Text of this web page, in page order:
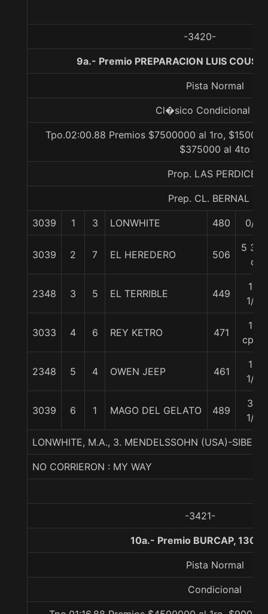
-3420-
9a.- Premio PREPARACION LUIS
Pista Normal
Cl�sico Condicional Gr.
Tpo.02:00.88 Premios $7500000 al 1ro,
$375000 al 4to
Prop. LAS PERDICES
Prep. CL. BERNAL G.
3039 1 3 LONWHITE 480 0/0
3039 2 7 EL HEREDERO 506
5 3/4
c
2348 3 5 EL TERRIBLE 449
10
1/4
3033 4 6 REY KETRO 471
13
cpos
2348 5 4 OWEN JEEP 461
17
1/4
3039 6 1 MAGO DEL GELATO 489
35
1/4
LONWHITE, M.A., 3. MENDELSSOHN (USA)-
NO CORRIERON : MY WAY
-3421-
10a.- Premio BURCAP, 1300
Pista Normal
Condicional